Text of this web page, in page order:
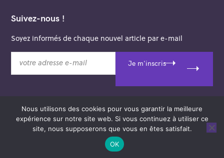
Suivez-nous !
Soyez informés de chaque nouvel article par e-mail
t
Je m'inscris
© 2026 Saint-Merry Hors-les-Murs.
Theme: Felt byPixelgrade.
Nous utilisons des cookies pour vous garantir la meilleure
expérience sur notre site web. Si vous continuez à utiliser ce
site, nous supposerons que vous en êtes satisfait.
OK